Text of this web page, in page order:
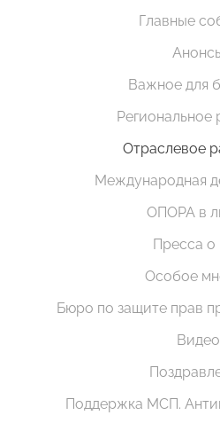
Главные
Важное для
Региональное
Отраслевое
Международная
ОПОРА в
Пресса о
Особое
Бюро по защите прав
Видео
Поддержка МСП.